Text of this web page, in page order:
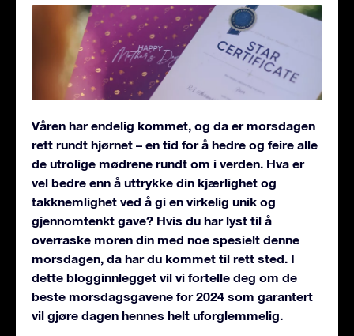
Våren har endelig kommet, og da er morsdagen
rett rundt hjørnet – en tid for å hedre og feire alle
de utrolige mødrene rundt om i verden. Hva er
vel bedre enn å uttrykke din kjærlighet og
takknemlighet ved å gi en virkelig unik og
gjennomtenkt gave? Hvis du har lyst til å
overraske moren din med noe spesielt denne
morsdagen, da har du kommet til rett sted. I
dette blogginnlegget vil vi fortelle deg om de
beste morsdagsgavene for 2024 som garantert
vil gjøre dagen hennes helt uforglemmelig.